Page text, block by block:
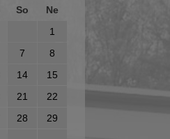
So
Ne
1
7
8
14
15
21
22
28
29